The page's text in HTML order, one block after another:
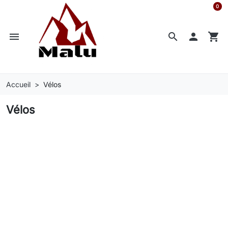
menu   shopping_cart
0
Accueil Vélos
Vélos